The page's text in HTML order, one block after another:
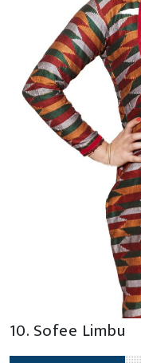
10. Sofee Limbu